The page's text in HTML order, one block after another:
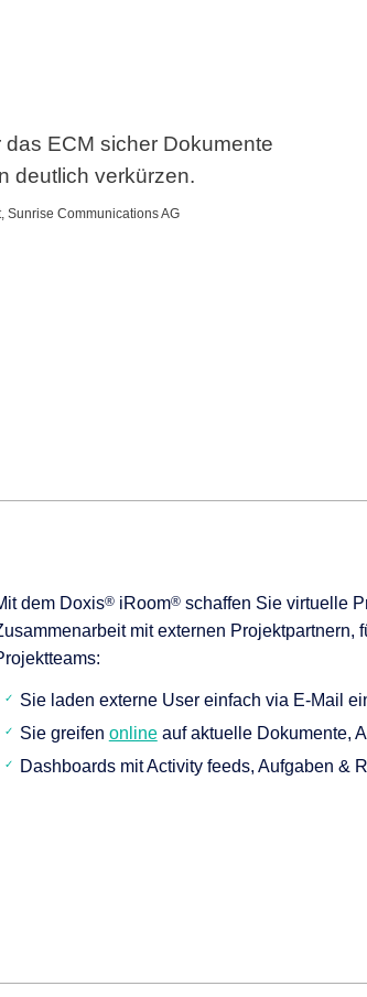
ECM sicher Dokumente
deutlich verkürzen.
Sunrise Communications AG
dem Doxis® iRoom® schaffen Sie virtuelle
mit externen
Sie laden externe User einfach via E-Mail
Sie greifen onlineauf aktuelle Dokumente,
Dashboards mit Activity feeds, Aufgaben &